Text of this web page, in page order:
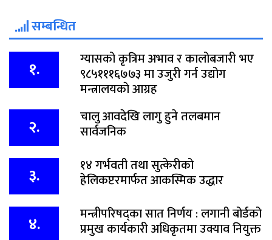
सम्बन्धित
१. ग्यासको कृत्रिम अभाव र कालोबजारी भए
९८५१११६७७३ मा उजुरी गर्न उद्योग
मन्त्रालयकाे आग्रह
२. चालु आवदेखि लागु हुने तलबमान
सार्वजनिक
३. १४ गर्भवती तथा सुत्केरीको
हेलिकप्टरमार्फत आकस्मिक उद्धार
४. मन्त्रीपरिषद्का सात निर्णय : लगानी बोर्डको
प्रमुख कार्यकारी अधिकृतमा उक्याव नियुक्त